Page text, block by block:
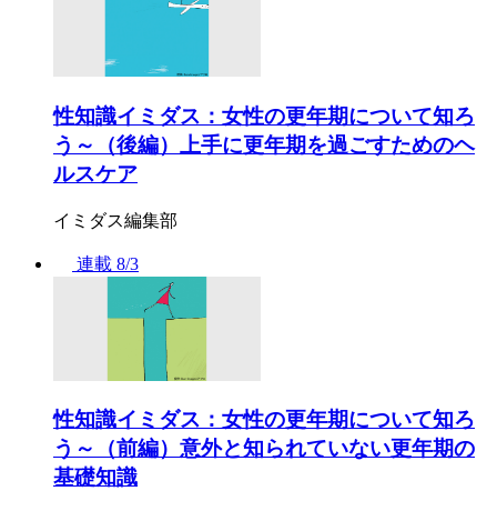
性知識イミダス：女性の更年期について知ろ
う～（後編）上手に更年期を過ごすためのヘ
ルスケア
イミダス編集部
連載 8/3
性知識イミダス：女性の更年期について知ろ
う～（前編）意外と知られていない更年期の
基礎知識